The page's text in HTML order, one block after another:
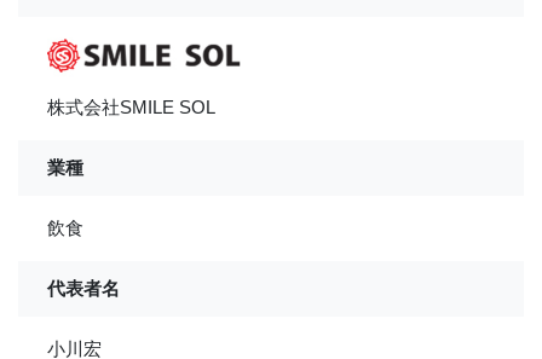
株式会社SMILE SOL
業種
飲食
代表者名
小川宏